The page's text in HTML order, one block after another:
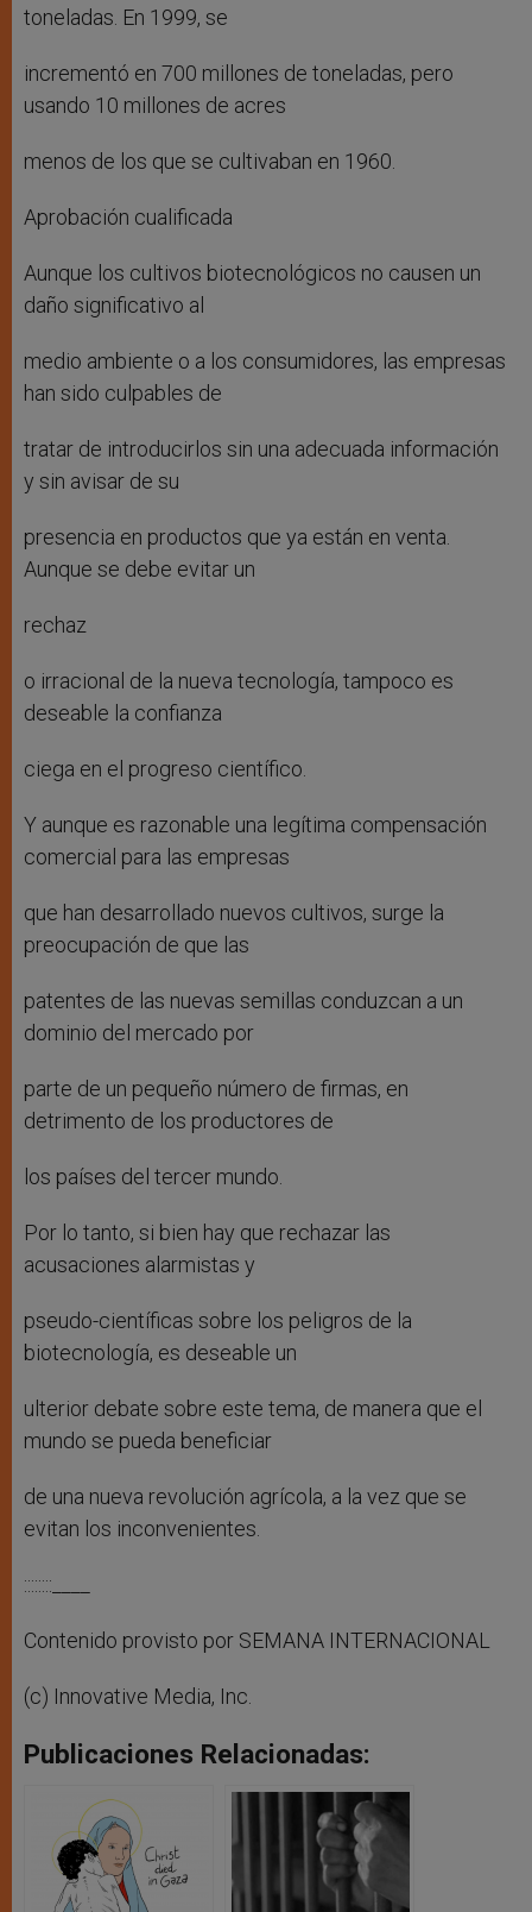
toneladas. En 1999, se
incrementó en 700 millones de toneladas, pero
usando 10 millones de acres
menos de los que se cultivaban en 1960.
Aprobación cualificada
Aunque los cultivos biotecnológicos no causen un
daño significativo al
medio ambiente o a los consumidores, las empresas
han sido culpables de
tratar de introducirlos sin una adecuada información
y sin avisar de su
presencia en productos que ya están en venta.
Aunque se debe evitar un
rechaz
o irracional de la nueva tecnología, tampoco es
deseable la confianza
ciega en el progreso científico.
Y aunque es razonable una legítima compensación
comercial para las empresas
que han desarrollado nuevos cultivos, surge la
preocupación de que las
patentes de las nuevas semillas conduzcan a un
dominio del mercado por
parte de un pequeño número de firmas, en
detrimento de los productores de
los países del tercer mundo.
Por lo tanto, si bien hay que rechazar las
acusaciones alarmistas y
pseudo-científicas sobre los peligros de la
biotecnología, es deseable un
ulterior debate sobre este tema, de manera que el
mundo se pueda beneficiar
de una nueva revolución agrícola, a la vez que se
evitan los inconvenientes.
::::::::____
Contenido provisto por SEMANA INTERNACIONAL
(c) Innovative Media, Inc.
Publicaciones Relacionadas: